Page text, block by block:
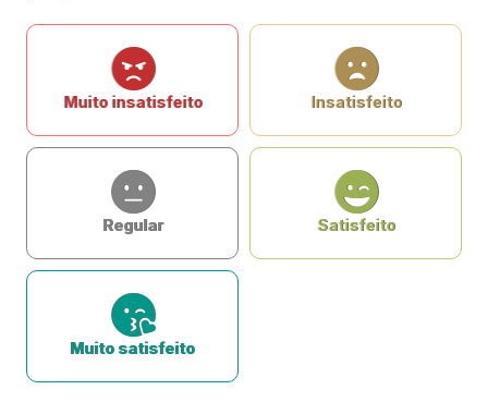
Muito insatisfeito Insatisfeito
Regular Satisfeito
Muito satisfeito